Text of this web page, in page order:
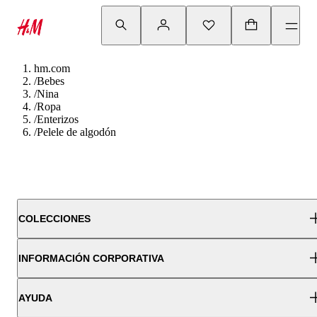
hm.com
/Bebes
/Nina
/Ropa
/Enterizos
/Pelele de algodón
COLECCIONES
INFORMACIÓN CORPORATIVA
AYUDA